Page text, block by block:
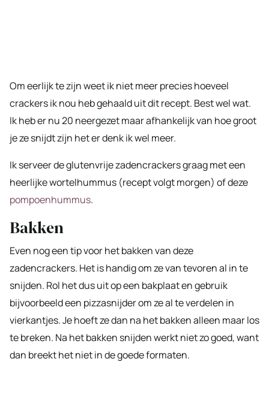
Om eerlijk te zijn weet ik niet meer precies hoeveel
crackers ik nou heb gehaald uit dit recept. Best wel wat.
Ik heb er nu 20 neergezet maar afhankelijk van hoe groot
je ze snijdt zijn het er denk ik wel meer.
Ik serveer de glutenvrije zadencrackers graag met een
heerlijke wortelhummus (recept volgt morgen) of deze
pompoenhummus.
Bakken
Even nog een tip voor het bakken van deze
zadencrackers. Het is handig om ze van tevoren al in te
snijden. Rol het dus uit op een bakplaat en gebruik
bijvoorbeeld een pizzasnijder om ze al te verdelen in
vierkantjes. Je hoeft ze dan na het bakken alleen maar los
te breken. Na het bakken snijden werkt niet zo goed, want
dan breekt het niet in de goede formaten.